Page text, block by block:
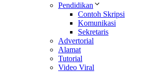
Pendidikan
Contoh Skripsi
Komunikasi
Sekretaris
Advertorial
Alamat
Tutorial
Video Viral